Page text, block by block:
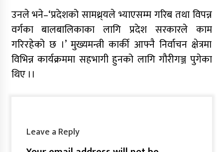
उनले भने–‘प्रदेशको सामथ्र्यले भ्याएसम्म गरिब तथा विपन्न
वर्गका बालबालिकाका लागि प्रदेश सरकारले काम
गरिरहेको छ ।’ मुख्यमन्त्री कार्की आफ्नै निर्वाचन क्षेत्रमा
विभिन्न कार्यक्रममा सहभागी हुनको लागि गौरीगञ्ज पुगेका
थिए ।।
Leave a Reply